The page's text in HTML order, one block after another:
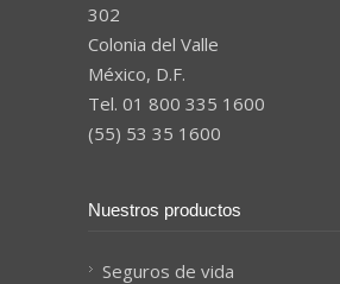
302
Colonia del Valle
México, D.F.
Tel. 01 800 335 1600
(55) 53 35 1600
Nuestros productos
Seguros de vida